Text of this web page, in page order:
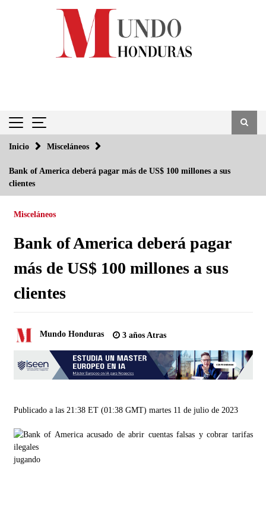
Inicio Misceláneos
Bank of America deberá pagar más de US$ 100 millones a sus
clientes
Misceláneos
Bank of America deberá pagar
más de US$ 100 millones a sus
clientes
Mundo Honduras 3 años Atras
Publicado a las 21:38 ET (01:38 GMT) martes 11 de julio de 2023
jugando